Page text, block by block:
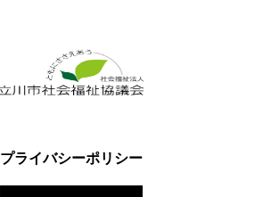
プライバシーポリシー